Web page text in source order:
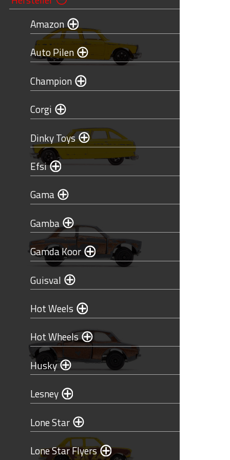
Amazon
Auto Pilen
Champion
Corgi
Dinky Toys
Efsi
Gama
Gamba
Gamda Koor
Guisval
Hot Weels
Hot Wheels
Husky
Lesney
Lone Star
Lone Star Flyers